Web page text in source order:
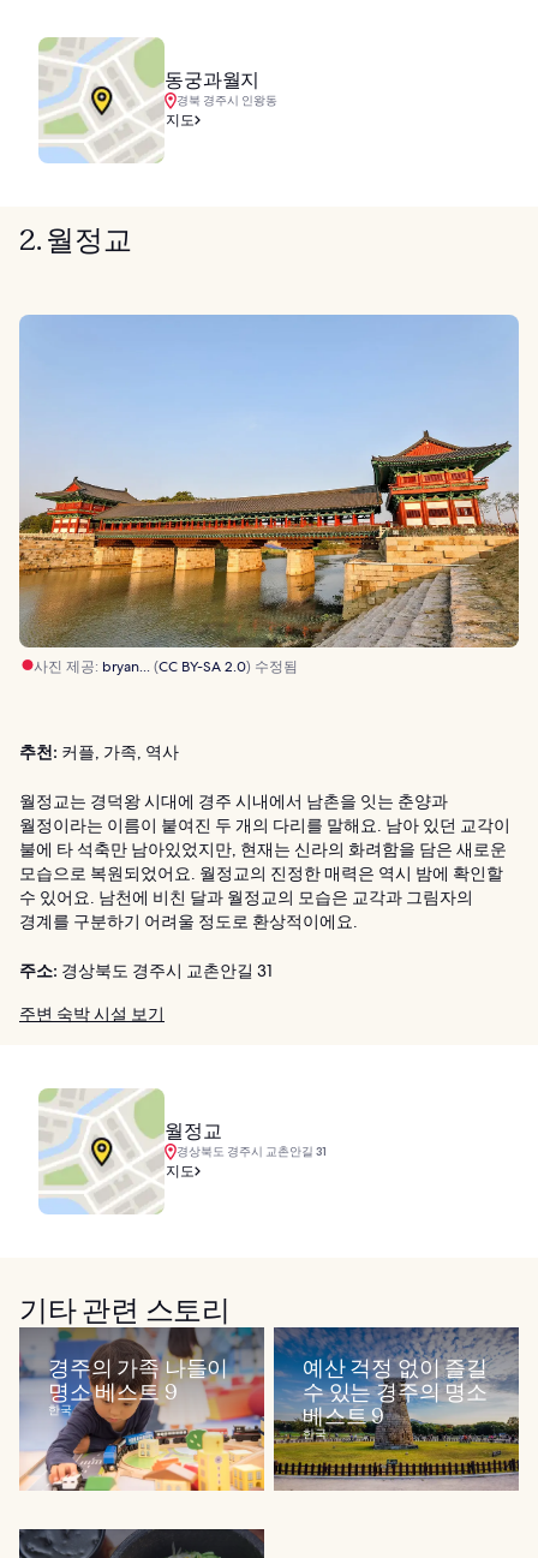
동궁과월지
경북 경주시 인왕동
지도
2. 월정교
사진 제공: bryan...(CC BY-SA 2.0) 수정됨
추천: 커플, 가족, 역사
월정교는 경덕왕 시대에 경주 시내에서 남촌을 잇는 춘양과
월정이라는 이름이 붙여진 두 개의 다리를 말해요. 남아 있던 교각이
불에 타 석축만 남아있었지만, 현재는 신라의 화려함을 담은 새로운
모습으로 복원되었어요. 월정교의 진정한 매력은 역시 밤에 확인할
수 있어요. 남천에 비친 달과 월정교의 모습은 교각과 그림자의
경계를 구분하기 어려울 정도로 환상적이에요.
주소: 경상북도 경주시 교촌안길 31
주변 숙박 시설 보기
월정교
경상북도 경주시 교촌안길 31
지도
기타 관련 스토리
경주의 가족 나들이
명소 베스트 9
한국
예산 걱정 없이 즐길
수 있는 경주의 명소
베스트 9
한국